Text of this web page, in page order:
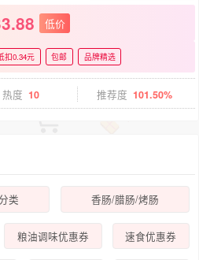
低价
扣0.34元 包邮 品牌精选
热度 10 推荐度 101.50%
类 香肠/腊肠/烤肠
粮油调味优惠券 速食优惠券